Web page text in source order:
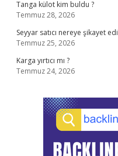
Tanga külot kim buldu ?
Temmuz 28, 2026
Seyyar satıcı nereye şikayet
Temmuz 25, 2026
Karga yırtıcı mı ?
Temmuz 24, 2026